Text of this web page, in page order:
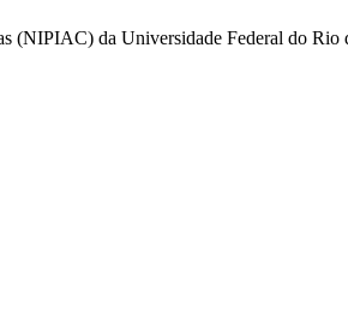
da Universidade Federal do